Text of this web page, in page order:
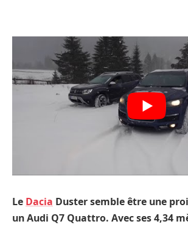
Le Dacia Duster semble être une
un Audi Q7 Quattro. Avec ses 4,34